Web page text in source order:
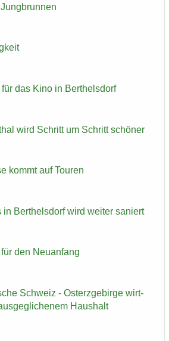
das Kino in Bert­hels­dorf
wird Schritt um Schritt schö­ner
kommt auf Tou­ren
Bert­hels­dorf wird wei­ter sa­niert
den Neu­an­fang
Schweiz - Ost­erz­ge­bir­ge wirt­
Haus­halt